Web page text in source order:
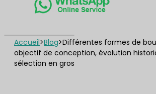
Accueil>Blog>Différentes formes de
objectif de conception, évolution
sélection en gros